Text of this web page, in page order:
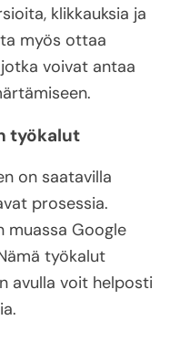
klikkauksia ja
myös ottaa
voivat antaa
työkalut
on saatavilla
prosessia.
muassa Google
työkalut
avulla voit helposti